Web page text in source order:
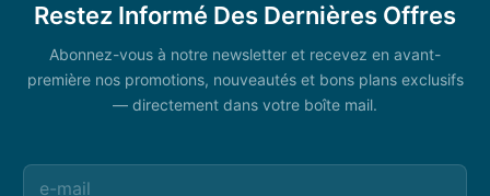
Restez Informé Des Dernières Offres
Abonnez-vous à notre newsletter et recevez en avant-
première nos promotions, nouveautés et bons plans exclusifs
— directement dans votre boîte mail.